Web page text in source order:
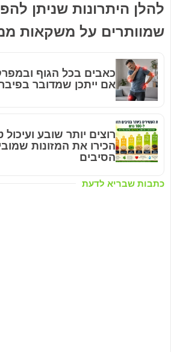
להלן היתרונות שניתן
שמוותרים על משקאות
כתבות שבריא לדעת
כאבים בכל הגוף
אם ייתכן שמדובר
רוצים יותר שובע ועיכול
הכירו את המזונות
הסיבים